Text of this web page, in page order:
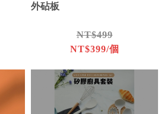
外砧板
NT$499
NT$399/個